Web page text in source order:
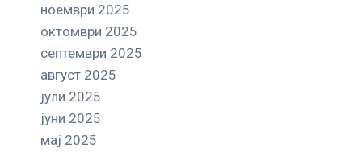
ноември 2025
октомври 2025
септември 2025
август 2025
јули 2025
јуни 2025
мај 2025